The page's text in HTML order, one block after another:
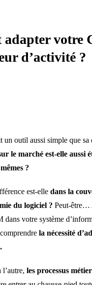
adapter votre
d’activité ?
un outil aussi simple que sa
le marché est-elle aussi
?
est-elle dans la
du logiciel ? Peut-être…
dans votre système
la nécessité
l’autre, les processus